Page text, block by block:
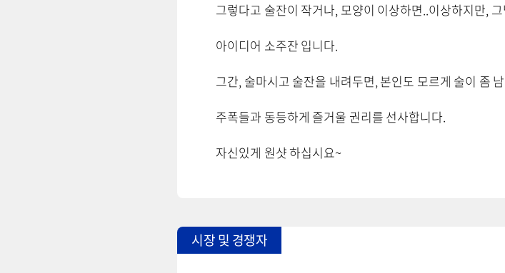
그렇다고 술잔이 작거나, 모양이 이상하면..이상하지만,
아이디어 소주잔 입니다.
그간, 술마시고 술잔을 내려두면, 본인도 모르게 술이 좀
주폭들과 동등하게 즐거울 권리를 선사합니다.
자신있게 원샷 하십시요~
시장 및 경쟁자